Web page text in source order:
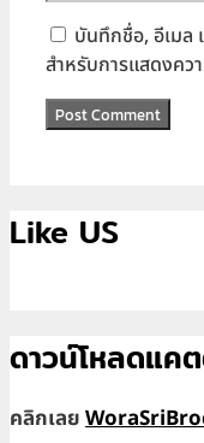
บันทึกชื่อ, อีเมล
สำหรับการแสดงคว
Like US
ดาวน์โหลดแค
คลิกเลย